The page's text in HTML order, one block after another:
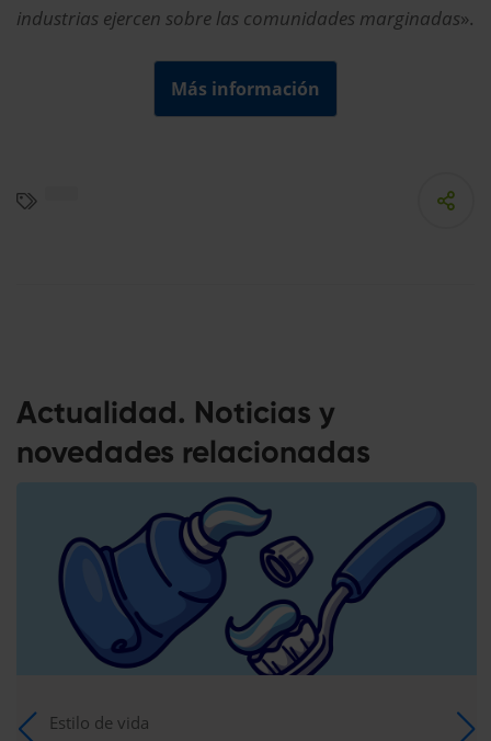
industrias ejercen sobre las comunidades marginadas».
Más información
Actualidad. Noticias y
novedades relacionadas
Estilo de vida